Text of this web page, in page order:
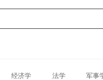
经济学 法学 军事